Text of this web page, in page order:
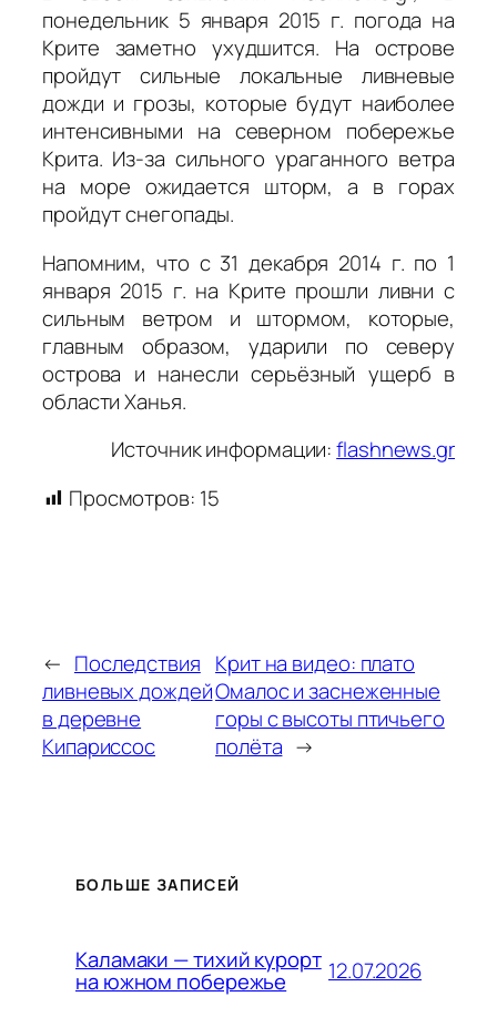
понедельник 5 января 2015 г. погода на
Крите заметно ухудшится. На острове
пройдут сильные локальные ливневые
дожди и грозы, которые будут наиболее
интенсивными на северном побережье
Крита. Из-за сильного ураганного ветра
на море ожидается шторм, а в горах
пройдут снегопады.
Напомним, что с 31 декабря 2014 г. по 1
января 2015 г. на Крите прошли ливни с
сильным ветром и штормом, которые,
главным образом, ударили по северу
острова и нанесли серьёзный ущерб в
области Ханья.
Источник информации:flashnews.gr
Просмотров: 15
← Последствия
ливневых дождей
в деревне
Кипариссос
Крит на видео: плато
Омалос и заснеженные
горы с высоты птичьего
полёта →
БОЛЬШЕ ЗАПИСЕЙ
Каламаки — тихий курорт
на южном побережье 12.07.2026